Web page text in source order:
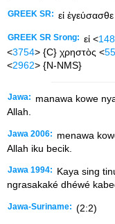
GREEK SR: εἰ
GREEK SR Srong: εἰ <
<3754> {C} χρηστὸς <
<2962> {N-NMS}
Jawa:
manawa kowe
Allah.
Jawa 2006:
menawa
Allah iku becik.
Jawa 1994:
Kaya sing
ngrasakaké dhéwé
Jawa-Suriname: (2:2)